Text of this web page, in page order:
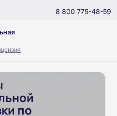
8 800 775-48-59
по